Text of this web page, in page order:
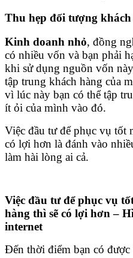
Thu hẹp đối tượng khách
Kinh doanh nhỏ, đồng
có nhiều vốn và bạn phải
khi sử dụng nguồn vốn
tập trung khách hàng của
vì lúc này bạn có thể tập
ít ỏi của mình vào đó.
Việc đầu tư để phục vụ tốt
có lợi hơn là đánh vào
làm hài lòng ai cả.
Việc đầu tư để phục vụ
hàng thì sẽ có lợi hơn –
internet
Đến thời điểm bạn có